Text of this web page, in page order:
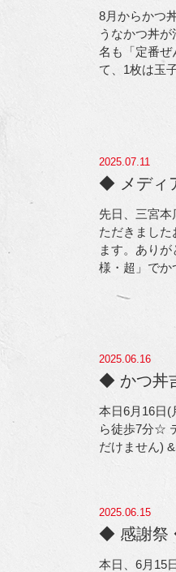
8月からかつ
うなかつ丼
名も「定番
て、1枚は玉
2025.07.11
◆ メディ
先日、三宮
ただきまし
ます。あり
様・超」でか
2025.06.16
◆ かつ丼
本日6月16日(
ら徒歩7分☆
だけません)
2025.06.15
◆ 感謝
本日、6月15